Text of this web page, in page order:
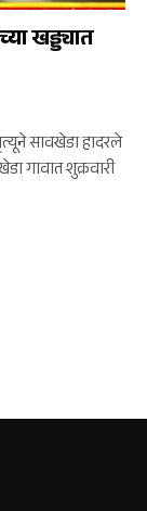
खड्ड्यात
सावखेडा हादरले
गावात शुक्रवारी